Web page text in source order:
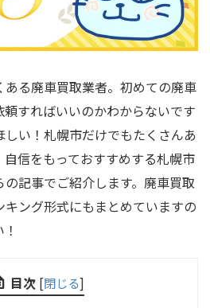
る廃車買取業者。初めての廃車
すればいいのかわからないです
い！札幌市だけでもたくさんあ
信をもっておすすめする札幌市
記事でご紹介します。廃車買取
ング形式にもまとめていますの
目次 [閉じる]